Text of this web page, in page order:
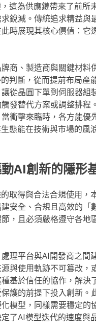
這為供應鏈帶來了前所
銳減。傳統追求精益與
時展現其核心價值：它
商、製造商與關鍵材料
判斷，從而提前布局產
從晶圓下單到伺服器組
發替代方案或調整排程
衝擊來臨時，各方能優
態能在技術與市場的風
AI創新的隱形
取得與合法合規使用，
安全、合規且高效的「
，且必須嚴格遵守各地
理平台與AI開發商之間
與使用軌跡不可篡改，
基於信任的協作，解決
護的前提下投入創新。
模型，同樣需要穩定的
了AI模型迭代的速度與